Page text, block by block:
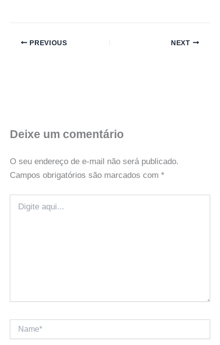
PREVIOUS NEXT
Deixe um comentário
O seu endereço de e-mail não será publicado.
Campos obrigatórios são marcados com *
aqui...